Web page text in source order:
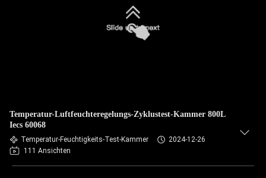
Temperatur-Luftfeuchteregelungs-Zyklustest-Kammer 800L
Iecs 60068
Temperatur-Feuchtigkeits-Test-Kammer
2024-12-26
111 Ansichten